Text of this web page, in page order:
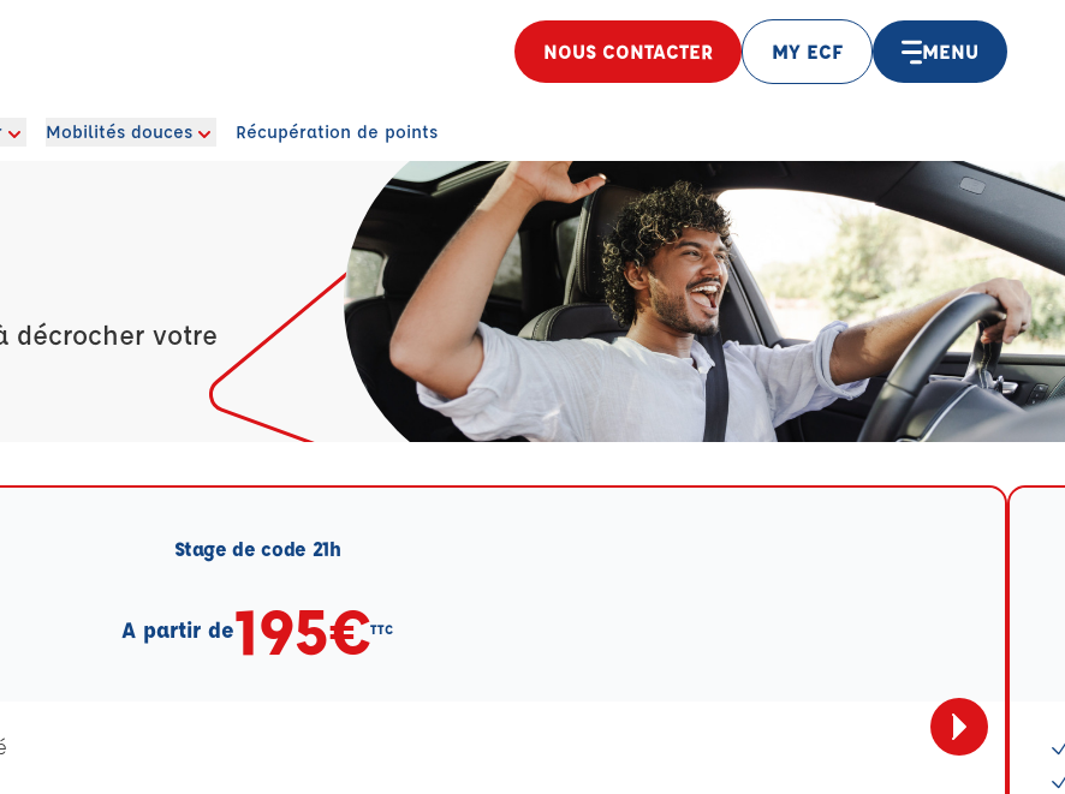
NOUS CONTACTER MY ECF MENU
Mobilités douces Récupération de points
décrocher votre
Stage de code 21h
A partir de195€TTC